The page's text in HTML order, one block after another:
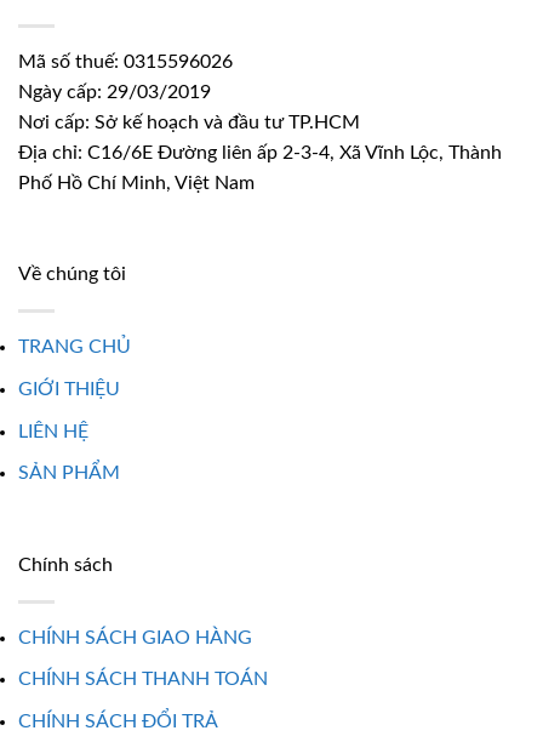
Mã số thuế: 0315596026
Ngày cấp: 29/03/2019
Nơi cấp: Sở kế hoạch và đầu tư TP.HCM
Địa chỉ: C16/6E Đường liên ấp 2-3-4, Xã Vĩnh Lộc, Thành
Phố Hồ Chí Minh, Việt Nam
Về chúng tôi
TRANG CHỦ
GIỚI THIỆU
LIÊN HỆ
SẢN PHẨM
Chính sách
CHÍNH SÁCH GIAO HÀNG
CHÍNH SÁCH THANH TOÁN
CHÍNH SÁCH ĐỔI TRẢ